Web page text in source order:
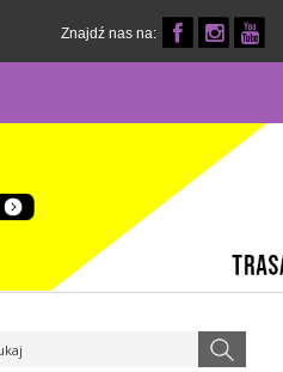
Znajdź nas na: